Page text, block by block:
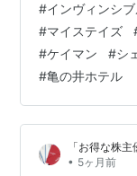
ブル投資法人
をご覧頂き、あ
系REITについて
シブル投資法人
を保有して…
#インヴィンシ
#マイステイズ
#ケイマン #シ
#亀の井ホテル
「お得な株
• 5ヶ月前